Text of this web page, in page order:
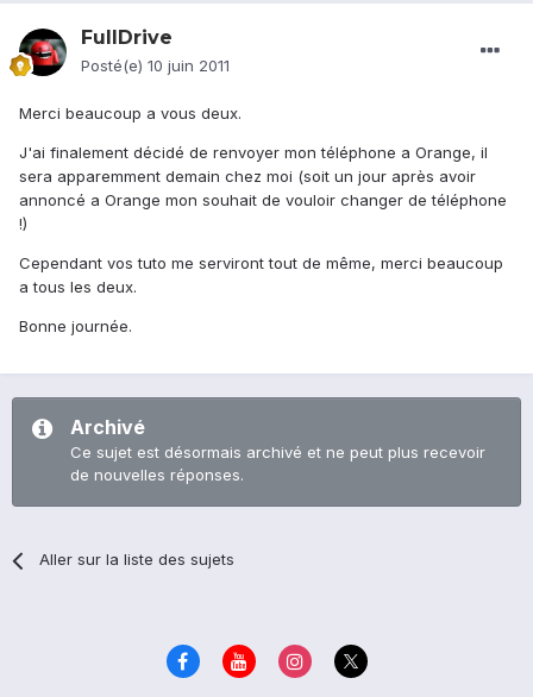
FullDrive
Posté(e) 10 juin 2011
Merci beaucoup a vous deux.
J'ai finalement décidé de renvoyer mon téléphone a Orange, il
sera apparemment demain chez moi (soit un jour après avoir
annoncé a Orange mon souhait de vouloir changer de téléphone
!)
Cependant vos tuto me serviront tout de même, merci beaucoup
a tous les deux.
Bonne journée.
Archivé
Ce sujet est désormais archivé et ne peut plus recevoir
de nouvelles réponses.
Aller sur la liste des sujets